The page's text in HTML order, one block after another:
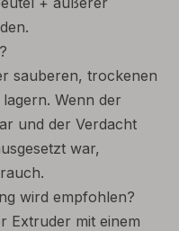
sauberen, trockenen
Wenn der
und der Verdacht
war,
wird empfohlen?
Extruder mit einem